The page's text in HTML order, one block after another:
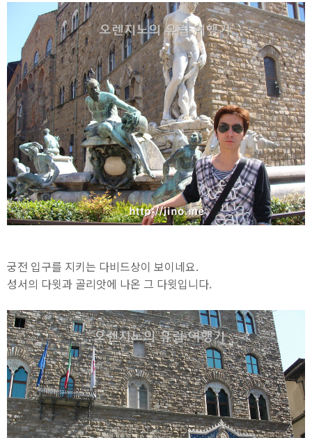
궁전 입구를 지키는 다비드상이 보이네요.
성서의 다윗과 골리앗에 나온 그 다윗입니다.